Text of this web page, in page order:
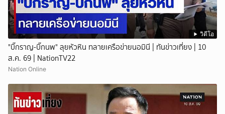
วิดีโอ
"บิ๊กราญ-บิ๊กนพ" ลุยหัวหิน ทลายเครือข่ายนอมินี | ทันข่าวเที่ยง | 10
ส.ค. 69 | NationTV22
Nation Online